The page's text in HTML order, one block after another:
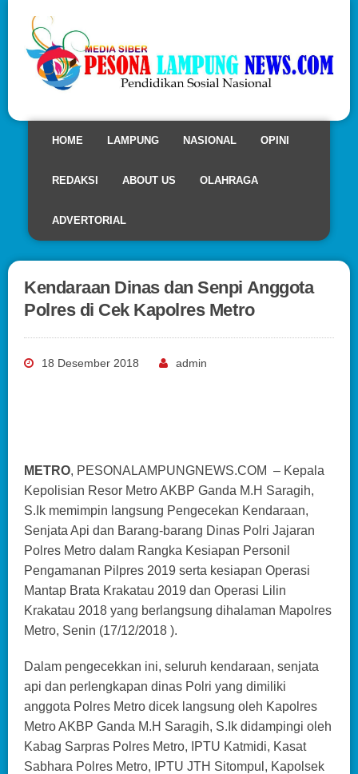
HOME LAMPUNG NASIONAL OPINI
REDAKSI ABOUT US OLAHRAGA
ADVERTORIAL
Kendaraan Dinas dan Senpi Anggota
Polres di Cek Kapolres Metro
18 Desember 2018 admin
METRO, PESONALAMPUNGNEWS.COM – Kepala
Kepolisian Resor Metro AKBP Ganda M.H Saragih,
S.Ik memimpin langsung Pengecekan Kendaraan,
Senjata Api dan Barang-barang Dinas Polri Jajaran
Polres Metro dalam Rangka Kesiapan Personil
Pengamanan Pilpres 2019 serta kesiapan Operasi
Mantap Brata Krakatau 2019 dan Operasi Lilin
Krakatau 2018 yang berlangsung dihalaman Mapolres
Metro, Senin (17/12/2018 ).
Dalam pengecekkan ini, seluruh kendaraan, senjata
api dan perlengkapan dinas Polri yang dimiliki
anggota Polres Metro dicek langsung oleh Kapolres
Metro AKBP Ganda M.H Saragih, S.Ik didampingi oleh
Kabag Sarpras Polres Metro, IPTU Katmidi, Kasat
Sabhara Polres Metro, IPTU JTH Sitompul, Kapolsek